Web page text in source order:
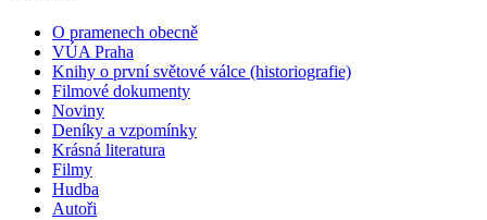
O pramenech obecně
VÚA Praha
Knihy o první světové válce (historiografie)
Filmové dokumenty
Noviny
Deníky a vzpomínky
Krásná literatura
Filmy
Hudba
Autoři